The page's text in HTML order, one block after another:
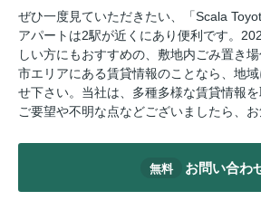
ぜひ一度見ていただきたい、「Scala
アパートは2駅が近くにあり便利です。
しい方にもおすすめの、敷地内ごみ置き
市エリアにある賃貸情報のことなら、地
せ下さい。当社は、多種多様な賃貸情報を
ご要望や不明な点などございましたら、お
無料 お問い合わ